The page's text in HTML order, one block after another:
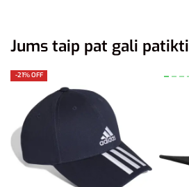
Jums taip pat gali patikti
-21% OFF